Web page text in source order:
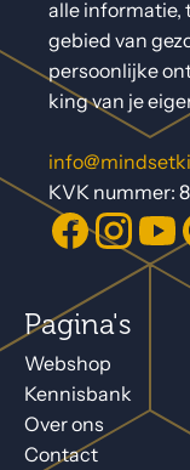
alle informatie,
gebied van
persoonlijke
king van je
KVK nummer:
Pagina's
Webshop
Kennisbank
Over ons
Contact